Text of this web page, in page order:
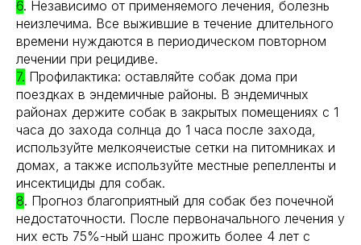
6. Независимо от применяемого лечения, болезнь
неизлечима. Все выжившие в течение длительного
времени нуждаются в периодическом повторном
лечении при рецидиве.
7. Профилактика: оставляйте собак дома при
поездках в эндемичные районы. В эндемичных
районах держите собак в закрытых помещениях с 1
часа до захода солнца до 1 часа после захода,
используйте мелкоячеистые сетки на питомниках и
домах, а также используйте местные репелленты и
инсектициды для собак.
8. Прогноз благоприятный для собак без почечной
недостаточности. После первоначального лечения у
них есть 75%-ный шанс прожить более 4 лет с